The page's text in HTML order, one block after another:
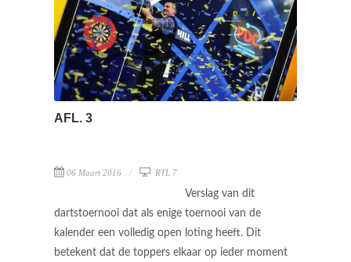
AFL. 3
06 Maart 2016 RTL 7
Verslag van dit
dartstoernooi dat als enige toernooi van de
kalender een volledig open loting heeft. Dit
betekent dat de toppers elkaar op ieder moment